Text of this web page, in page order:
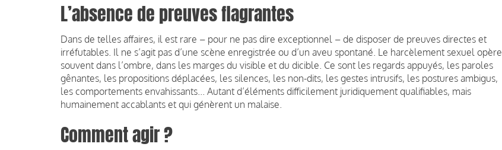
L’absence de preuves flagrantes
Dans de telles affaires, il est rare – pour ne pas dire exceptionnel – de disposer de preuves directes et
irréfutables. Il ne s’agit pas d’une scène enregistrée ou d’un aveu spontané. Le harcèlement sexuel opère
souvent dans l’ombre, dans les marges du visible et du dicible. Ce sont les regards appuyés, les paroles
gênantes, les propositions déplacées, les silences, les non-dits, les gestes intrusifs, les postures ambigus,
les comportements envahissants... Autant d’éléments difficilement juridiquement qualifiables, mais
humainement accablants et qui génèrent un malaise.
Comment agir ?